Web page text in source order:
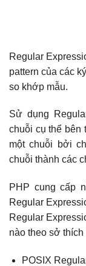
Regular
pattern của các
so khớp mẫu.
Sử dụng
chuỗi cụ thể bên
một chuỗi bởi
chuỗi thành các
PHP cung cấp
Regular
Regular
nào theo sở thích
POSIX